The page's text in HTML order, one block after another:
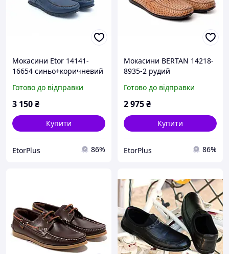
Мокасини Etor 14141-
16654 синьо+коричневий
Готово до відправки
3 150₴
Купити
EtorPlus 86%
Мокасини BERTAN 14218-
8935-2 рудий
Готово до відправки
2 975₴
Купити
EtorPlus 86%